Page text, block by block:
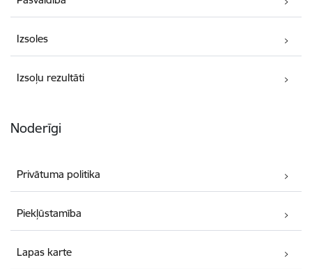
Izsoles
Izsoļu rezultāti
Noderīgi
Privātuma politika
Piekļūstamība
Lapas karte